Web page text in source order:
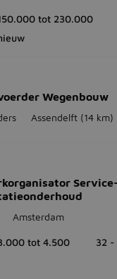
tot 230.000
Wegenbouw
Assendelft (14 km)
Amsterdam
tot 4.500 32